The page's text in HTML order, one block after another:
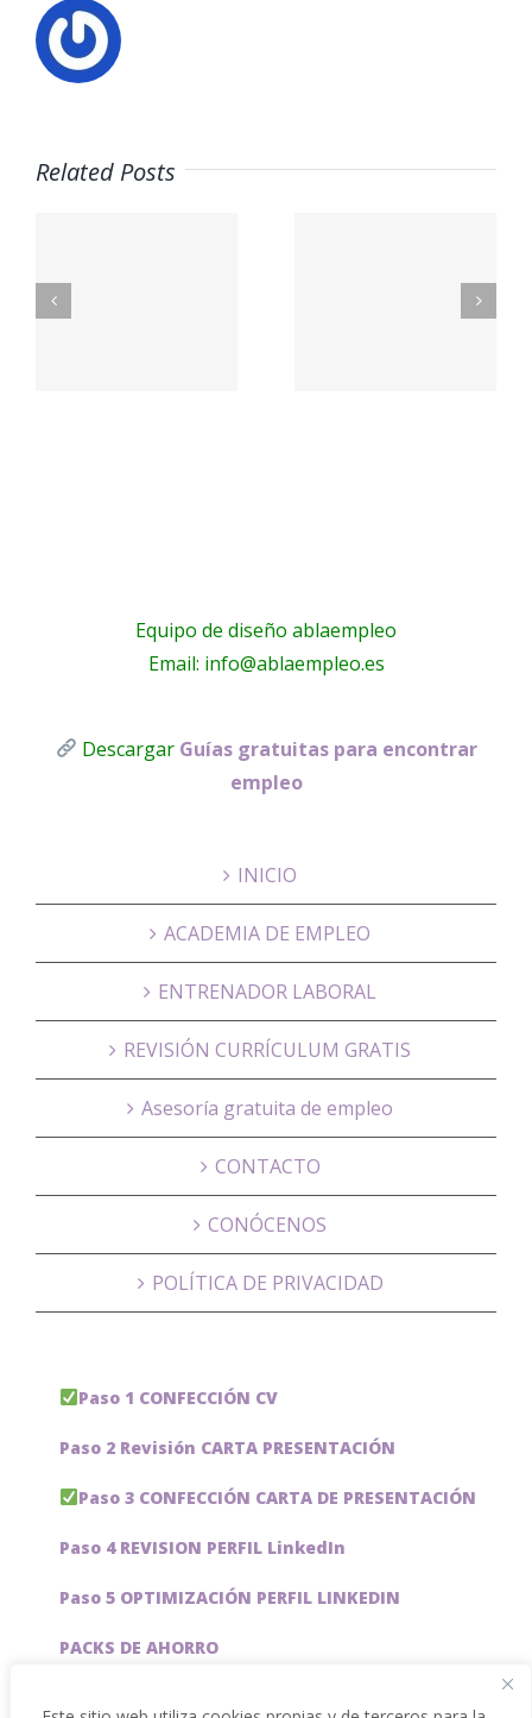
Related Posts
EMBL
Equipo de diseño ablaempleo
Email: info@ablaempleo.es
Descargar Guías gratuitas para encontrar
empleo
INICIO
ACADEMIA DE EMPLEO
ENTRENADOR LABORAL
REVISIÓN CURRÍCULUM GRATIS
Asesoría gratuita de empleo
CONTACTO
CONÓCENOS
POLÍTICA DE PRIVACIDAD
Paso 1 CONFECCIÓN CV
Paso 2 Revisión CARTA PRESENTACIÓN
Paso 3 CONFECCIÓN CARTA DE PRESENTACIÓN
Paso 4 REVISION PERFIL LinkedIn
Paso 5 OPTIMIZACIÓN PERFIL LINKEDIN
PACKS DE AHORRO